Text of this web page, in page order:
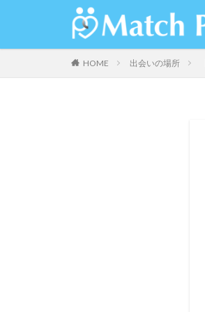
HOME 出会いの場所